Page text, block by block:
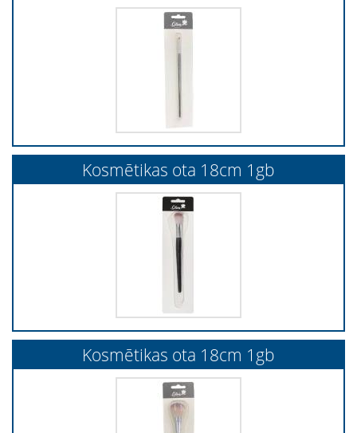
Kosmētikas ota 18cm 1gb
Kosmētikas ota 18cm 1gb